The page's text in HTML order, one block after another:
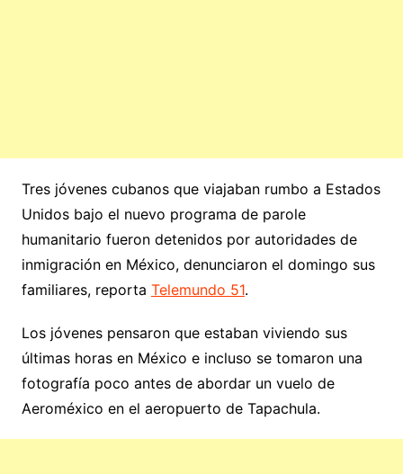
Tres jóvenes cubanos que viajaban rumbo a Estados
Unidos bajo el nuevo programa de parole
humanitario fueron detenidos por autoridades de
inmigración en México, denunciaron el domingo sus
familiares, reporta Telemundo 51.
Los jóvenes pensaron que estaban viviendo sus
últimas horas en México e incluso se tomaron una
fotografía poco antes de abordar un vuelo de
Aeroméxico en el aeropuerto de Tapachula.